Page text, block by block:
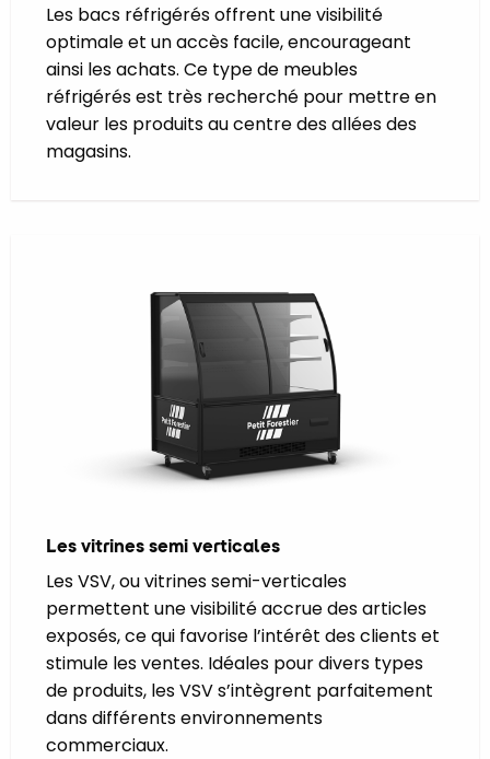
Les bacs réfrigérés offrent une visibilité
optimale et un accès facile, encourageant
ainsi les achats. Ce type de meubles
réfrigérés est très recherché pour mettre en
valeur les produits au centre des allées des
magasins.
Les vitrines semi verticales
Les VSV, ou vitrines semi-verticales
permettent une visibilité accrue des articles
exposés, ce qui favorise l’intérêt des clients et
stimule les ventes. Idéales pour divers types
de produits, les VSV s’intègrent parfaitement
dans différents environnements
commerciaux.